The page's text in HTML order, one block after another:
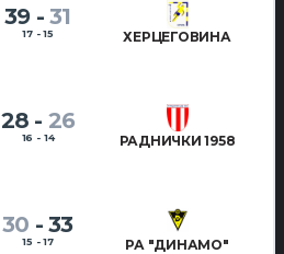
39 - 31
17 - 15 ХЕРЦЕГОВИНА
28 - 26
16 - 14 РАДНИЧКИ 1958
30 - 33
15 - 17 РА "ДИНАМО"